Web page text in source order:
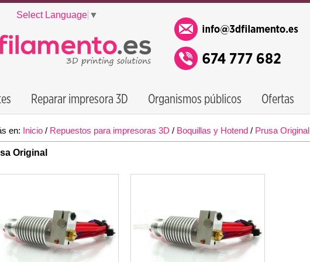
Select Language ▼
Reparar impresora 3D Organismos públicos Ofertas
en: Inicio / Repuestos para impresoras 3D / Boquillas y Hotend / Prusa Original
Original